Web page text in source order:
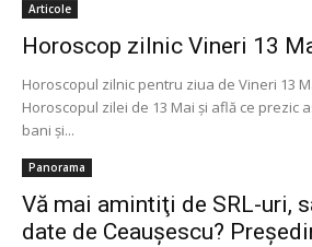
Articole
Horoscop zilnic Vineri 13
Horoscopul zilnic pentru ziua de Vineri 13
Horoscopul zilei de 13 Mai și află ce prezic
bani și...
Panorama
Vă mai amintiţi de SRL-uri,
date de Ceauşescu?